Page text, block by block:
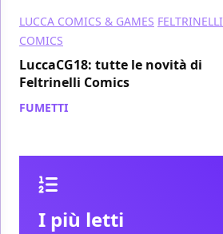
LUCCA COMICS & GAMES FELTRINELLI
COMICS
LuccaCG18: tutte le novità di
Feltrinelli Comics
FUMETTI
I più letti